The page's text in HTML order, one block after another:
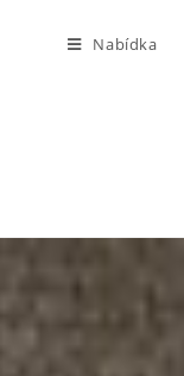
Nabídka